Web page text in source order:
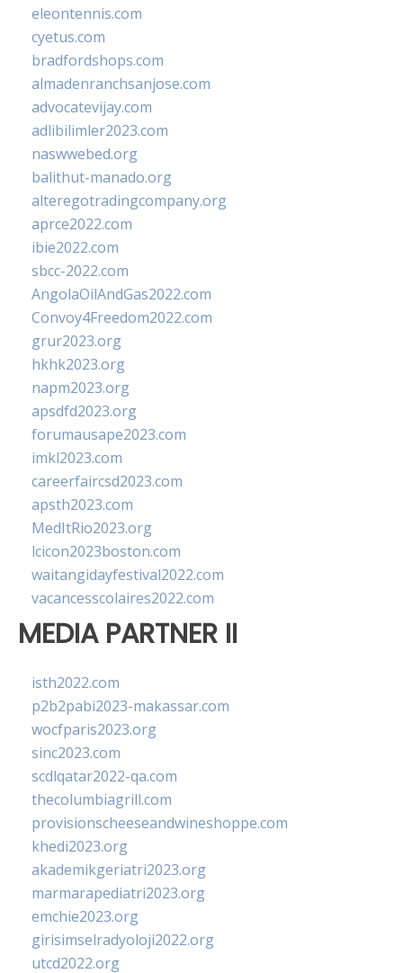
eleontennis.com
cyetus.com
bradfordshops.com
almadenranchsanjose.com
advocatevijay.com
adlibilimler2023.com
naswwebed.org
balithut-manado.org
alteregotradingcompany.org
aprce2022.com
ibie2022.com
sbcc-2022.com
AngolaOilAndGas2022.com
Convoy4Freedom2022.com
grur2023.org
hkhk2023.org
napm2023.org
apsdfd2023.org
forumausape2023.com
imkl2023.com
careerfaircsd2023.com
apsth2023.com
MedItRio2023.org
lcicon2023boston.com
waitangidayfestival2022.com
vacancesscolaires2022.com
MEDIA PARTNER II
isth2022.com
p2b2pabi2023-makassar.com
wocfparis2023.org
sinc2023.com
scdlqatar2022-qa.com
thecolumbiagrill.com
provisionscheeseandwineshoppe.com
khedi2023.org
akademikgeriatri2023.org
marmarapediatri2023.org
emchie2023.org
girisimselradyoloji2022.org
utcd2022.org